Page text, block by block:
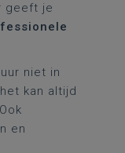
geeft je
niet in
kan altijd
en